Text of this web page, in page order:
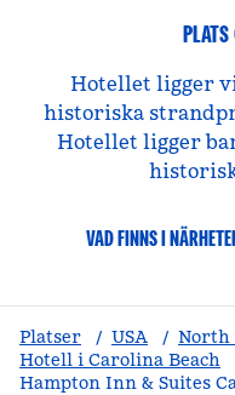
Hotellet ligger
historiska
Hotellet ligger
VAD FINNS I
Platser / USA / North
Hotell i Carolina Beach
Hampton Inn & Suites